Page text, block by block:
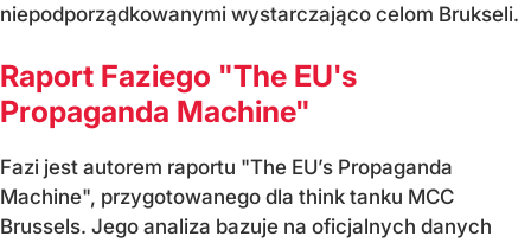
niepodporządkowanymi wystarczająco celom Brukseli.
Raport Faziego "The EU's
Propaganda Machine"
Fazi jest autorem raportu "The EU’s Propaganda
Machine", przygotowanego dla think tanku MCC
Brussels. Jego analiza bazuje na oficjalnych danych